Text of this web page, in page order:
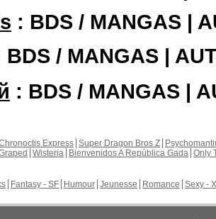
DEMauritius a publié ces
Nouvelle sortie
Avalon Chapter